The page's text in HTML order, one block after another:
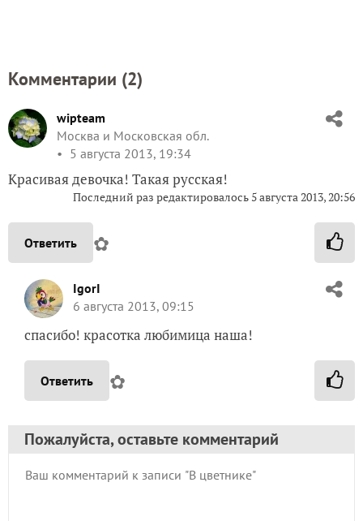
Комментарии (2)
wipteam
Москва и Московская обл.
5 августа 2013, 19:34
Красивая девочка! Такая русская!
Последний раз редактировалось 5 августа 2013, 20:56
Ответить ✿
IgorI
6 августа 2013, 09:15
спасибо! красотка любимица наша!
Ответить ✿
Пожалуйста, оставьте комментарий